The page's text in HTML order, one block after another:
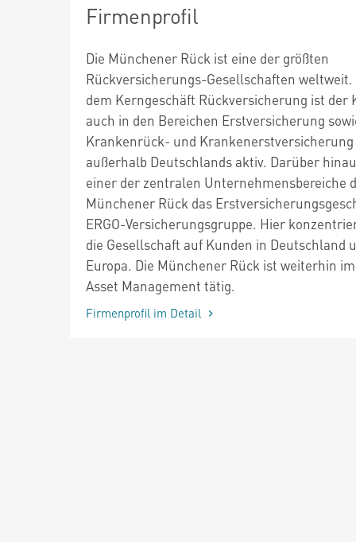
Firmenprofil
Die Münchener Rück ist eine der größten
Rückversicherungs-Gesellschaften weltweit.
dem Kerngeschäft Rückversicherung ist der
auch in den Bereichen Erstversicherung
Krankenrück- und Krankenerstversicherung
außerhalb Deutschlands aktiv. Darüber
einer der zentralen Unternehmensbereiche
Münchener Rück das
ERGO-Versicherungsgruppe. Hier
die Gesellschaft auf Kunden in Deutschland
Europa. Die Münchener Rück ist weiterhin
Asset Management tätig.
Firmenprofil im Detail